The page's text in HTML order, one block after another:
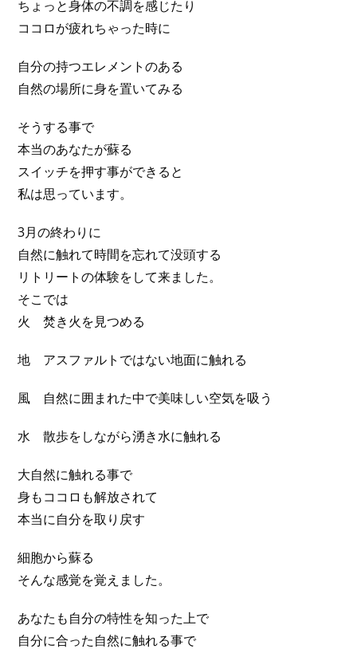
ちょっと身体の不調を感じたり
ココロが疲れちゃった時に
自分の持つエレメントのある
自然の場所に身を置いてみる
そうする事で
本当のあなたが蘇る
スイッチを押す事ができると
私は思っています。
3月の終わりに
自然に触れて時間を忘れて没頭する
リトリートの体験をして来ました。
そこでは
火 焚き火を見つめる
地 アスファルトではない地面に触れる
風 自然に囲まれた中で美味しい空気を吸う
水 散歩をしながら湧き水に触れる
大自然に触れる事で
身もココロも解放されて
本当に自分を取り戻す
細胞から蘇る
そんな感覚を覚えました。
あなたも自分の特性を知った上で
自分に合った自然に触れる事で